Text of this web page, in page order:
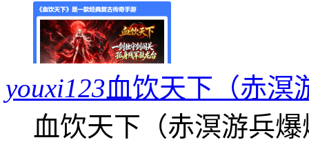
youxi123血饮天下（赤溟
血饮天下（赤溟游兵